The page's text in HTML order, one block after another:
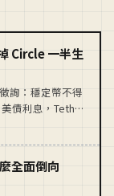
Circle 一半生
詢：穩定幣不得
債利息，Tether
全面倒向